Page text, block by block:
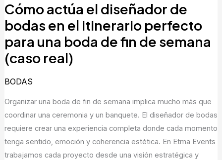
Cómo actúa el diseñador de
bodas en el itinerario perfecto
para una boda de fin de semana
(caso real)
BODAS
Organizar una boda de fin de semana implica mucho más que
coordinar una ceremonia y un banquete. El diseñador de bodas
requiere crear una experiencia completa donde cada momento
tenga sentido, emoción y coherencia estética. En Etma Events
trabajamos cada proyecto desde una visión estratégica y
el
diseñador
de
bodas
en
itinerario
perfecto
para
una
boda
de